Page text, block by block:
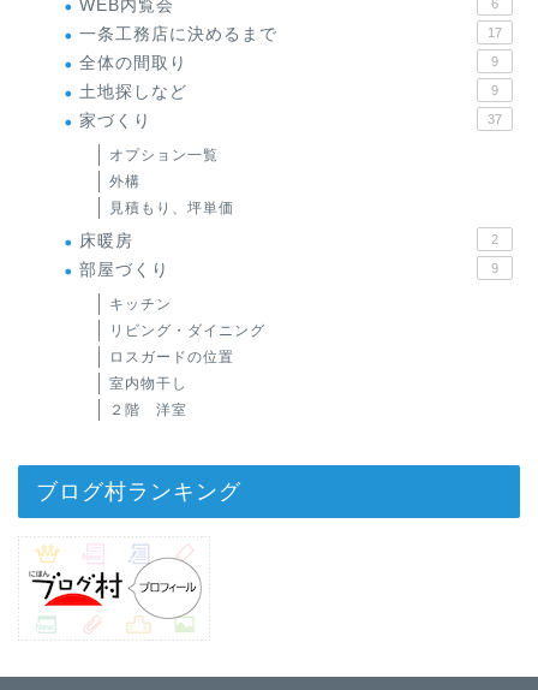
WEB内覧会 6
一条工務店に決めるまで 17
全体の間取り 9
土地探しなど 9
家づくり 37
オプション一覧
外構
見積もり、坪単価
床暖房 2
部屋づくり 9
キッチン
リビング・ダイニング
ロスガードの位置
室内物干し
２階 洋室
ブログ村ランキング